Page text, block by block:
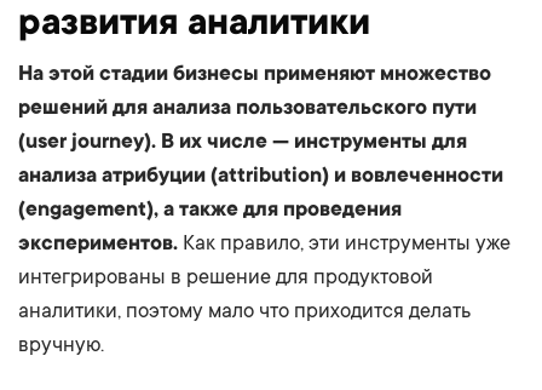
развития аналитики
На этой стадии бизнесы применяют множество
решений для анализа пользовательского пути
(user journey). В их числе — инструменты для
анализа атрибуции (attribution) и вовлеченности
(engagement), а также для проведения
экспериментов. Как правило, эти инструменты уже
интегрированы в решение для продуктовой
аналитики, поэтому мало что приходится делать
вручную.